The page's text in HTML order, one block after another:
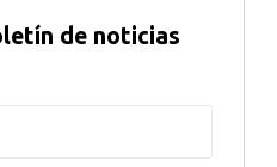
de noticias